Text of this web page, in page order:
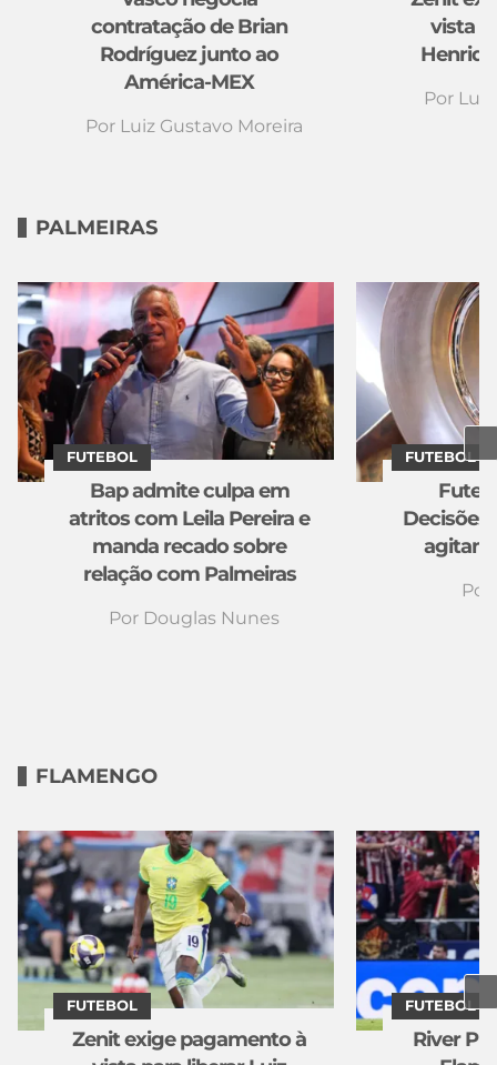
contratação de Brian
Rodríguez junto ao
América-MEX
Por Luiz Gustavo Moreira
vista
Por
PALMEIRAS
Bap admite culpa em
atritos com Leila Pereira e
manda recado sobre
relação com Palmeiras
Por Douglas Nunes
FUTEBOL
Decisões
agitam
Por
FUTEBOL
FLAMENGO
Zenit exige pagamento à
FUTEBOL
River
FUTEBOL